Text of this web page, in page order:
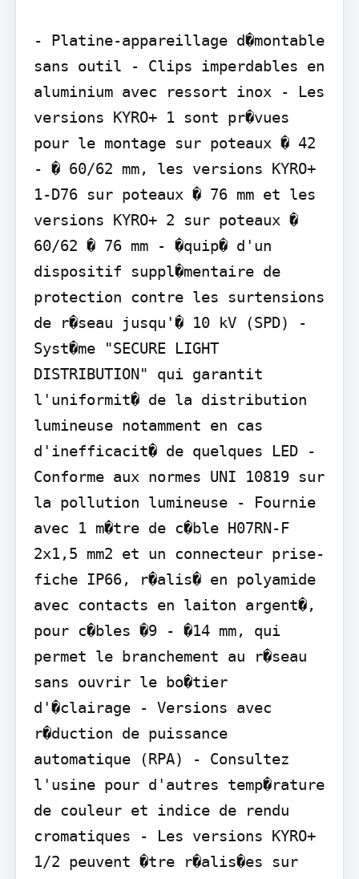
- Platine-appareillage d�montable
sans outil - Clips imperdables en
aluminium avec ressort inox - Les
versions KYRO+ 1 sont pr�vues
pour le montage sur poteaux � 42
- � 60/62 mm, les versions KYRO+
1-D76 sur poteaux � 76 mm et les
versions KYRO+ 2 sur poteaux �
60/62 � 76 mm - �quip� d'un
dispositif suppl�mentaire de
protection contre les surtensions
de r�seau jusqu'� 10 kV (SPD) -
Syst�me "SECURE LIGHT
DISTRIBUTION" qui garantit
l'uniformit� de la distribution
lumineuse notamment en cas
d'inefficacit� de quelques LED -
Conforme aux normes UNI 10819 sur
la pollution lumineuse - Fournie
avec 1 m�tre de c�ble H07RN-F
2x1,5 mm2 et un connecteur prise-
fiche IP66, r�alis� en polyamide
avec contacts en laiton argent�,
pour c�bles �9 - �14 mm, qui
permet le branchement au r�seau
sans ouvrir le bo�tier
d'�clairage - Versions avec
r�duction de puissance
automatique (RPA) - Consultez
l'usine pour d'autres temp�rature
de couleur et indice de rendu
cromatiques - Les versions KYRO+
1/2 peuvent �tre r�alis�es sur